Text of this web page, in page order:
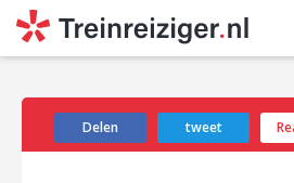
Delen tweet